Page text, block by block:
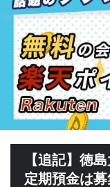
【追記】徳
定期預金は